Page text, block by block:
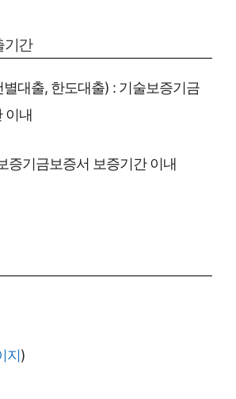
기간
대출, 한도대출) : 기술보증기금
이내
증기금보증서 보증기간 이내
지)